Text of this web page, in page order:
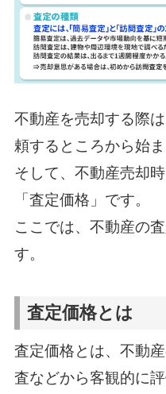
不動産を売却する際
頼するところから始ま
そして、不動産売却
「査定価格」です。
ここでは、不動産の
す。
査定価格とは
査定価格とは、不動
査などから客観的に